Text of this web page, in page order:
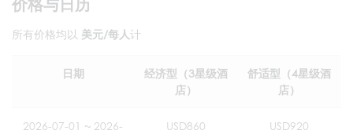
价格与日历
所有价格均以 美元/每人计
日期
经济型（3星级酒
店）
舒适型（4星级酒
店）
2026-07-01 ~ 2026-
USD860 USD920